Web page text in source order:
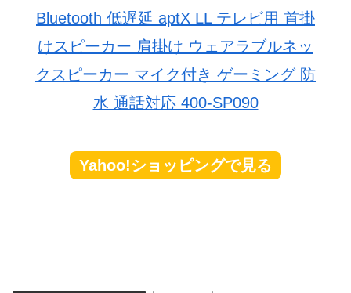
Bluetooth 低遅延 aptX LL テレビ用 首掛
けスピーカー 肩掛け ウェアラブルネッ
クスピーカー マイク付き ゲーミング 防
水 通話対応 400-SP090
Yahoo!ショッピングで見る